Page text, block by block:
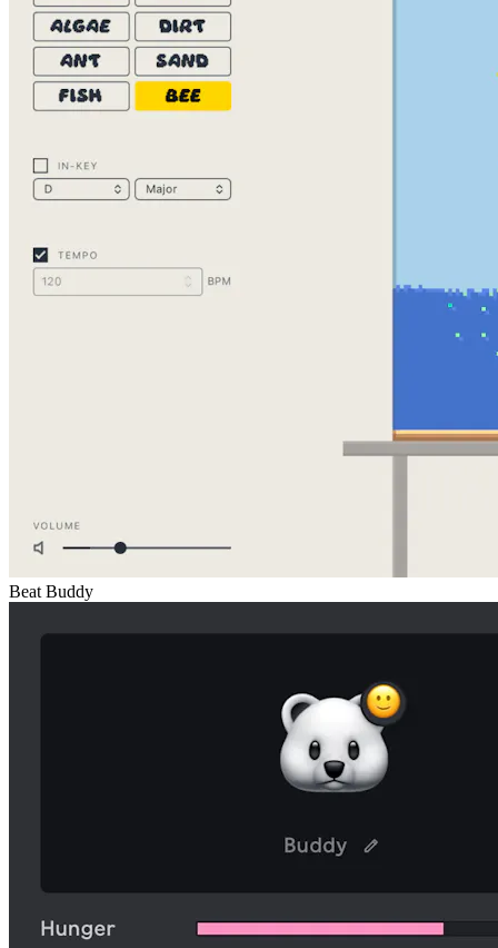
Beat Buddy